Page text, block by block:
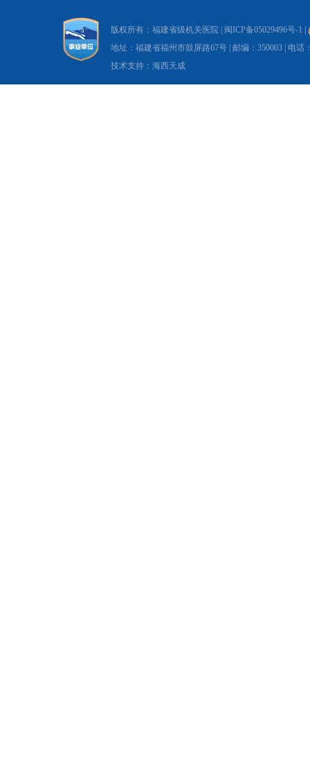
版权所有：福建省级机关医院 | 闽ICP备05029496号-1
地址：福建省福州市鼓屏路67号 | 邮编：350003 | 电话
技术支持：海西天成